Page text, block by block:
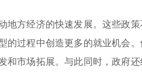
地方经济的快速发展。这些政
的过程中创造更多的就业机会
和市场拓展。与此同时，政府